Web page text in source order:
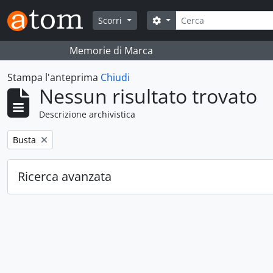
Skip to main content
Scorri
Cerca
Search options
Memorie di Marca
Stampa l'anteprima Chiudi
Nessun risultato trovato
Descrizione archivistica
Remove filter:
Busta
Ricerca avanzata